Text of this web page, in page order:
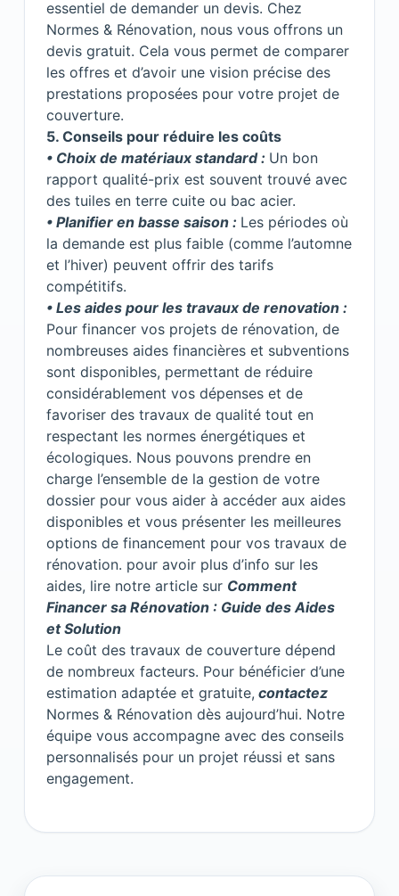
essentiel de demander undevis. Chez
Normes & Rénovation, nous vous offrons un
devis gratuit. Cela vous permet de comparer
les offres et d’avoir une vision précise des
prestations proposées pour votre projet de
couverture.
5.⁠ ⁠Conseils pour réduire les coûts
• Choix de matériaux standard : Un bon
rapport qualité-prix est souvent trouvé avec
des tuiles en terre cuite ou bac acier.
• Planifier en basse saison : Les périodes où
la demande est plus faible (comme l’automne
et l’hiver) peuvent offrir des tarifs
compétitifs.
• Les aides pour les travaux de renovation :
Pour financer vos projets de rénovation, de
nombreuses aides financières et subventions
sont disponibles, permettant de réduire
considérablement vos dépenses et de
favoriser des travaux de qualité tout en
respectant les normes énergétiques et
écologiques. Nous pouvons prendre en
charge l’ensemble de la gestion de votre
dossier pour vous aider à accéder aux aides
disponibles et vous présenter les meilleures
options de financement pour vos travaux de
rénovation. pour avoir plus d’info sur les
aides, lire notre article sur Comment
Financer sa Rénovation : Guide des Aides
et Solution
Le coût des travaux de couverture dépend
de nombreux facteurs. Pour bénéficier d’une
estimation adaptée et gratuite, contactez
Normes & Rénovation dès aujourd’hui. Notre
équipe vous accompagne avec des conseils
personnalisés pour un projet réussi et sans
engagement.